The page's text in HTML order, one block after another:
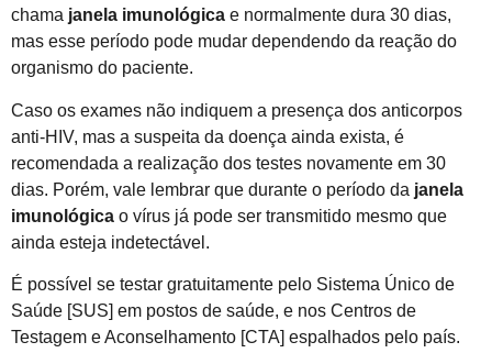
chama janela imunológica e normalmente dura 30 dias,
mas esse período pode mudar dependendo da reação do
organismo do paciente.
Caso os exames não indiquem a presença dos anticorpos
anti-HIV, mas a suspeita da doença ainda exista, é
recomendada a realização dos testes novamente em 30
dias. Porém, vale lembrar que durante o período da janela
imunológica o vírus já pode ser transmitido mesmo que
ainda esteja indetectável.
É possível se testar gratuitamente pelo Sistema Único de
Saúde [SUS] em postos de saúde, e nos Centros de
Testagem e Aconselhamento [CTA] espalhados pelo país.